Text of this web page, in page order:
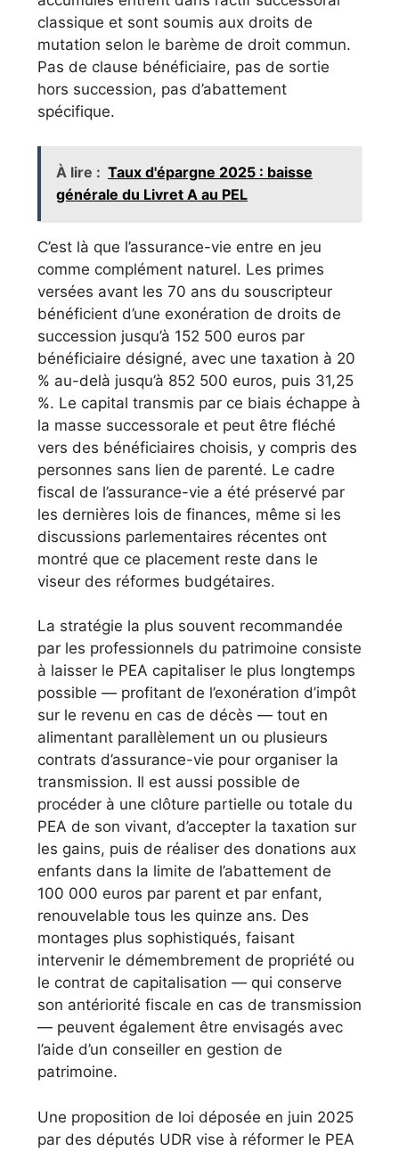
classique et sont soumis aux droits de
mutation selon le barème de droit commun.
Pas de clause bénéficiaire, pas de sortie
hors succession, pas d’abattement
spécifique.
À lire : Taux d'épargne 2025 : baisse
générale du Livret A au PEL
C’est là que l’assurance-vie entre en jeu
comme complément naturel. Les primes
versées avant les 70 ans du souscripteur
bénéficient d’une exonération de droits de
succession jusqu’à 152 500 euros par
bénéficiaire désigné, avec une taxation à 20
% au-delà jusqu’à 852 500 euros, puis 31,25
%. Le capital transmis par ce biais échappe à
la masse successorale et peut être fléché
vers des bénéficiaires choisis, y compris des
personnes sans lien de parenté. Le cadre
fiscal de l’assurance-vie a été préservé par
les dernières lois de finances, même si les
discussions parlementaires récentes ont
montré que ce placement reste dans le
viseur des réformes budgétaires.
La stratégie la plus souvent recommandée
par les professionnels du patrimoine consiste
à laisser le PEA capitaliser le plus longtemps
possible — profitant de l’exonération d’impôt
sur le revenu en cas de décès — tout en
alimentant parallèlement un ou plusieurs
contrats d’assurance-vie pour organiser la
transmission. Il est aussi possible de
procéder à une clôture partielle ou totale du
PEA de son vivant, d’accepter la taxation sur
les gains, puis de réaliser des donations aux
enfants dans la limite de l’abattement de
100 000 euros par parent et par enfant,
renouvelable tous les quinze ans. Des
montages plus sophistiqués, faisant
intervenir le démembrement de propriété ou
le contrat de capitalisation — qui conserve
son antériorité fiscale en cas de transmission
— peuvent également être envisagés avec
l’aide d’un conseiller en gestion de
patrimoine.
Une proposition de loi déposée en juin 2025
par des députés UDR vise à réformer le PEA